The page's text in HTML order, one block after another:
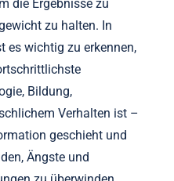
mit Journaling,
Darüber
Ziele mit
bringen und sich
konzentrieren.
Ihre Praktiken
die Ergebnisse zu
zu halten. In